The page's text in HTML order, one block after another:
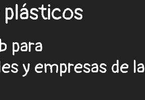
para
y empresas de la